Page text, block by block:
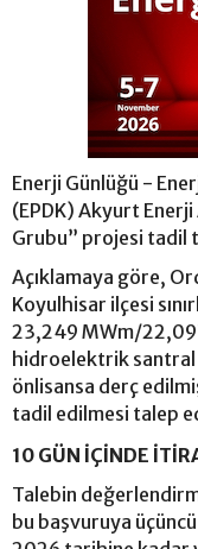
Enerji Günlüğü -
(EPDK) Akyurt
Grubu” projesi tadil
Açıklamaya göre,
Koyulhisar ilçesi
23,249 MWm/
hidroelektrik
önlisansa derç
tadil edilmesi talep
10 GÜN İÇİNDE
Talebin
bu başvuruya